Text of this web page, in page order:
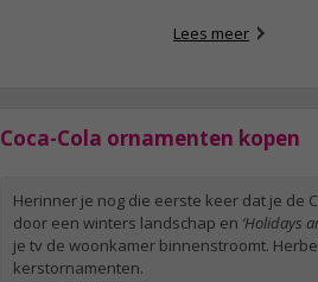
Lees meer
Coca-Cola ornamenten kopen
Herinner je nog die eerste keer dat je de
door een winters landschap en ‘Holidays
je tv de woonkamer binnenstroomt.
kerstornamenten.